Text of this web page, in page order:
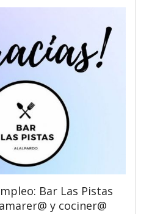
Bar Las Pistas
y cociner@